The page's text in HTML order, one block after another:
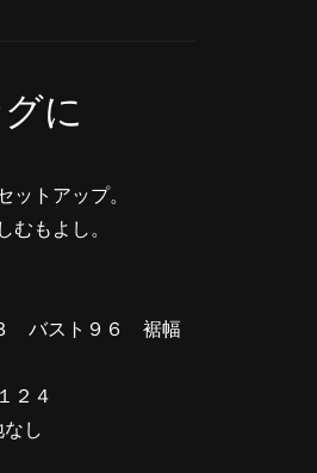
に
ットアップ。
むもよし。
バスト９６ 裾幅
２４
なし